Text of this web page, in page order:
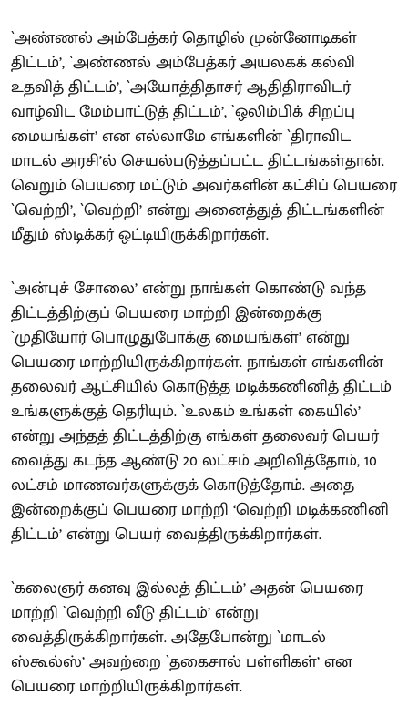
`அண்ணல் அம்பேத்கர் தொழில் முன்னோடிகள்
திட்டம்’, `அண்ணல் அம்பேத்கர் அயலகக் கல்வி
உதவித் திட்டம்’, `அயோத்திதாசர் ஆதிதிராவிடர்
வாழ்விட மேம்பாட்டுத் திட்டம்’, `ஒலிம்பிக் சிறப்பு
மையங்கள்’ என எல்லாமே எங்களின் `திராவிட
மாடல் அரசி’ல் செயல்படுத்தப்பட்ட திட்டங்கள்தான்.
வெறும் பெயரை மட்டும் அவர்களின் கட்சிப் பெயரை
`வெற்றி’, `வெற்றி’ என்று அனைத்துத் திட்டங்களின்
மீதும் ஸ்டிக்கர் ஒட்டியிருக்கிறார்கள்.
`அன்புச் சோலை’ என்று நாங்கள் கொண்டு வந்த
திட்டத்திற்குப் பெயரை மாற்றி இன்றைக்கு
`முதியோர் பொழுதுபோக்கு மையங்கள்’ என்று
பெயரை மாற்றியிருக்கிறார்கள். நாங்கள் எங்களின்
தலைவர் ஆட்சியில் கொடுத்த மடிக்கணினித் திட்டம்
உங்களுக்குத் தெரியும். `உலகம் உங்கள் கையில்’
என்று அந்தத் திட்டத்திற்கு எங்கள் தலைவர் பெயர்
வைத்து கடந்த ஆண்டு 20 லட்சம் அறிவித்தோம், 10
லட்சம் மாணவர்களுக்குக் கொடுத்தோம். அதை
இன்றைக்குப் பெயரை மாற்றி ‘வெற்றி மடிக்கணினி
திட்டம்’ என்று பெயர் வைத்திருக்கிறார்கள்.
`கலைஞர் கனவு இல்லத் திட்டம்’ அதன் பெயரை
மாற்றி `வெற்றி வீடு திட்டம்’ என்று
வைத்திருக்கிறார்கள். அதேபோன்று `மாடல்
ஸ்கூல்ஸ்’ அவற்றை `தகைசால் பள்ளிகள்’ என
பெயரை மாற்றியிருக்கிறார்கள்.